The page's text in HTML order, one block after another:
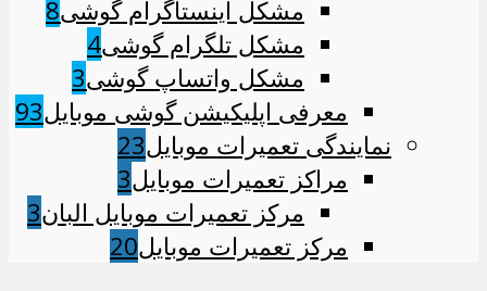
مشکل اینستاگرام گوشی8
مشکل تلگرام گوشی4
مشکل واتساپ گوشی3
معرفی اپلیکیشن گوشی موبایل93
نمایندگی تعمیرات موبایل23
مراکز تعمیرات موبایل3
مرکز تعمیرات موبایل البان3
مرکز تعمیرات موبایل20